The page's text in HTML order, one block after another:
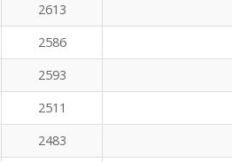
2613
2586
2593
2511
2483